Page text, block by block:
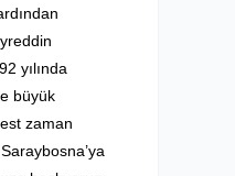
yılında
büyük
zaman